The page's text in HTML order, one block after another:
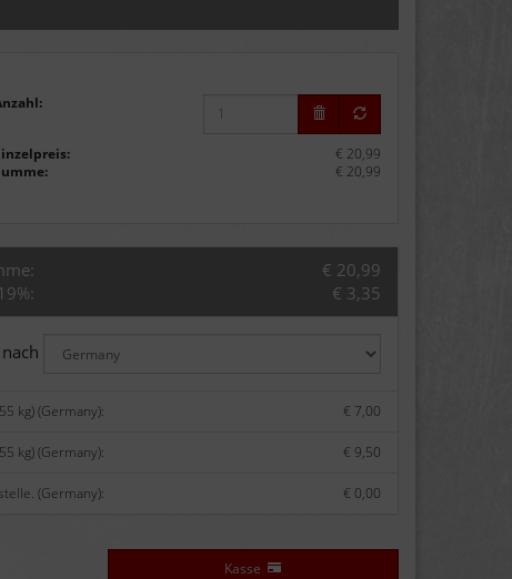
€ 20,99
€ 20,99
€ 20,99
€ 3,35
kg) (Germany): € 7,00
kg) (Germany): € 9,50
(Germany): € 0,00
Kasse